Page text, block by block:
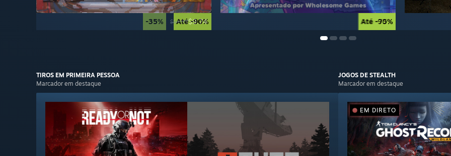
Até -90% Até -75%
-35% $14.99$9.74 Até -90%
TIROS EM PRIMEIRA PESSOA
Marcador em destaque
JOGOS DE STEALTH
Marcador em destaque
EM DIRETO